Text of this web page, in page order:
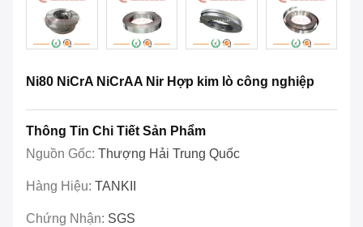
Ni80 NiCrA NiCrAA Nir Hợp kim lò công nghiệp
Thông Tin Chi Tiết Sản Phẩm
Nguồn Gốc: Thượng Hải Trung Quốc
Hàng Hiệu: TANKII
Chứng Nhận: SGS